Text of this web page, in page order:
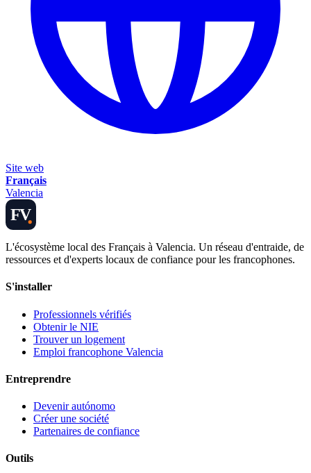
Site web
Français
Valencia
FV
L'écosystème local des Français à Valencia. Un réseau d'entraide, de
ressources et d'experts locaux de confiance pour les francophones.
S'installer
Professionnels vérifiés
Obtenir le NIE
Trouver un logement
Emploi francophone Valencia
Entreprendre
Devenir autónomo
Créer une société
Partenaires de confiance
Outils